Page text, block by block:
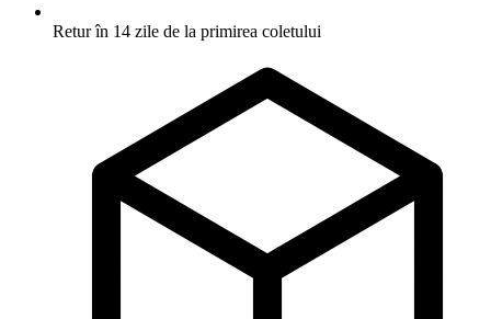
Retur în 14 zile de la primirea coletului